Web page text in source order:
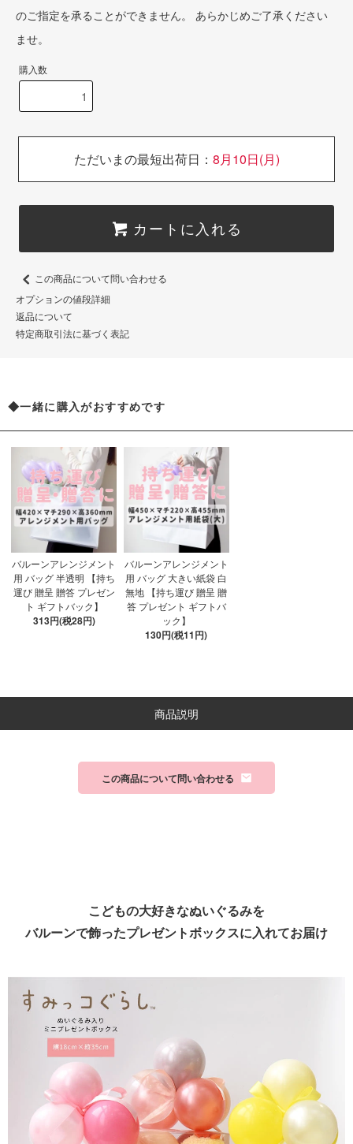
のご指定を承ることができません。 あらかじめご了承ください
ませ。
購入数
ただいまの最短出荷日： 8月10日(月)
カートに入れる
この商品について問い合わせる
オプションの値段詳細
返品について
特定商取引法に基づく表記
◆一緒に購入がおすすめです
バルーンアレンジメント
用 バッグ 半透明 【持ち
運び 贈呈 贈答 プレゼン
ト ギフトバック】
313円(税28円)
バルーンアレンジメント
用 バッグ 大きい紙袋 白
無地 【持ち運び 贈呈 贈
答 プレゼント ギフトバ
ック】
130円(税11円)
商品説明
この商品について問い合わせる
こどもの大好きなぬいぐるみを
バルーンで飾ったプレゼントボックスに入れてお届け